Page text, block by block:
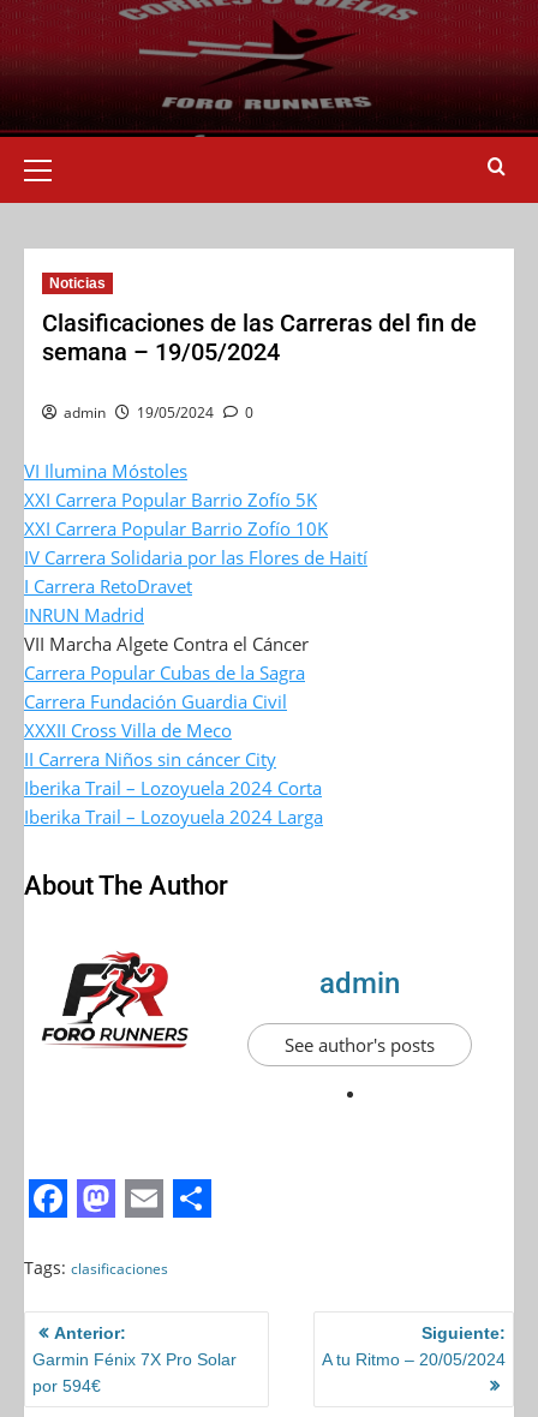
Noticias
Clasificaciones de las Carreras del fin de
semana – 19/05/2024
admin 19/05/2024 0
VI Ilumina Móstoles
XXI Carrera Popular Barrio Zofío 5K
XXI Carrera Popular Barrio Zofío 10K
IV Carrera Solidaria por las Flores de Haití
I Carrera RetoDravet
INRUN Madrid
VII Marcha Algete Contra el Cáncer
Carrera Popular Cubas de la Sagra
Carrera Fundación Guardia Civil
XXXII Cross Villa de Meco
II Carrera Niños sin cáncer City
Iberika Trail – Lozoyuela 2024 Corta
Iberika Trail – Lozoyuela 2024 Larga
About The Author
admin
See author's posts
a
c
e
b
a
s
t
o
m
a
i
a
r
Tags: clasificaciones
Anterior:
Garmin Fénix ​​7X Pro Solar
por 594€
Siguiente:
A tu Ritmo – 20/05/2024